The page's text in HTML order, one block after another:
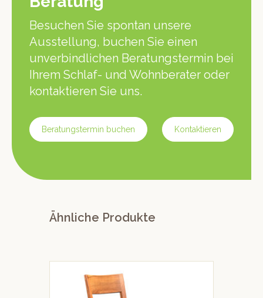
Besuchen Sie spontan unsere
Ausstellung, buchen Sie einen
unverbindlichen Beratungstermin bei
Ihrem Schlaf- und Wohnberater oder
kontaktieren Sie uns.
Beratungstermin buchen Kontaktieren
Ähnliche Produkte